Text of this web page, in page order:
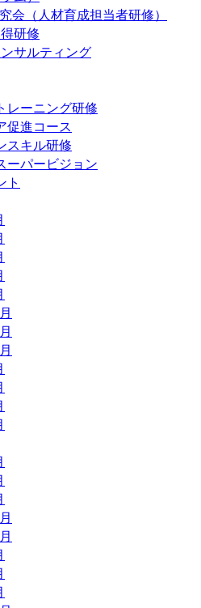
会（人材育成担当者研修）
研修
サルティング
レーニング研修
促進コース
スキル研修
ーパービジョン
ト